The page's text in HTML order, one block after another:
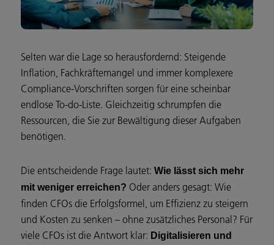
Selten war die Lage so herausfordernd: Steigende
Inflation, Fachkräftemangel und immer komplexere
Compliance-Vorschriften sorgen für eine scheinbar
endlose To-do-Liste. Gleichzeitig schrumpfen die
Ressourcen, die Sie zur Bewältigung dieser Aufgaben
benötigen.
Die entscheidende Frage lautet: Wie lässt sich mehr
mit weniger erreichen? Oder anders gesagt: Wie
finden CFOs die Erfolgsformel, um Effizienz zu steigern
und Kosten zu senken – ohne zusätzliches Personal? Für
viele CFOs ist die Antwort klar: Digitalisieren und